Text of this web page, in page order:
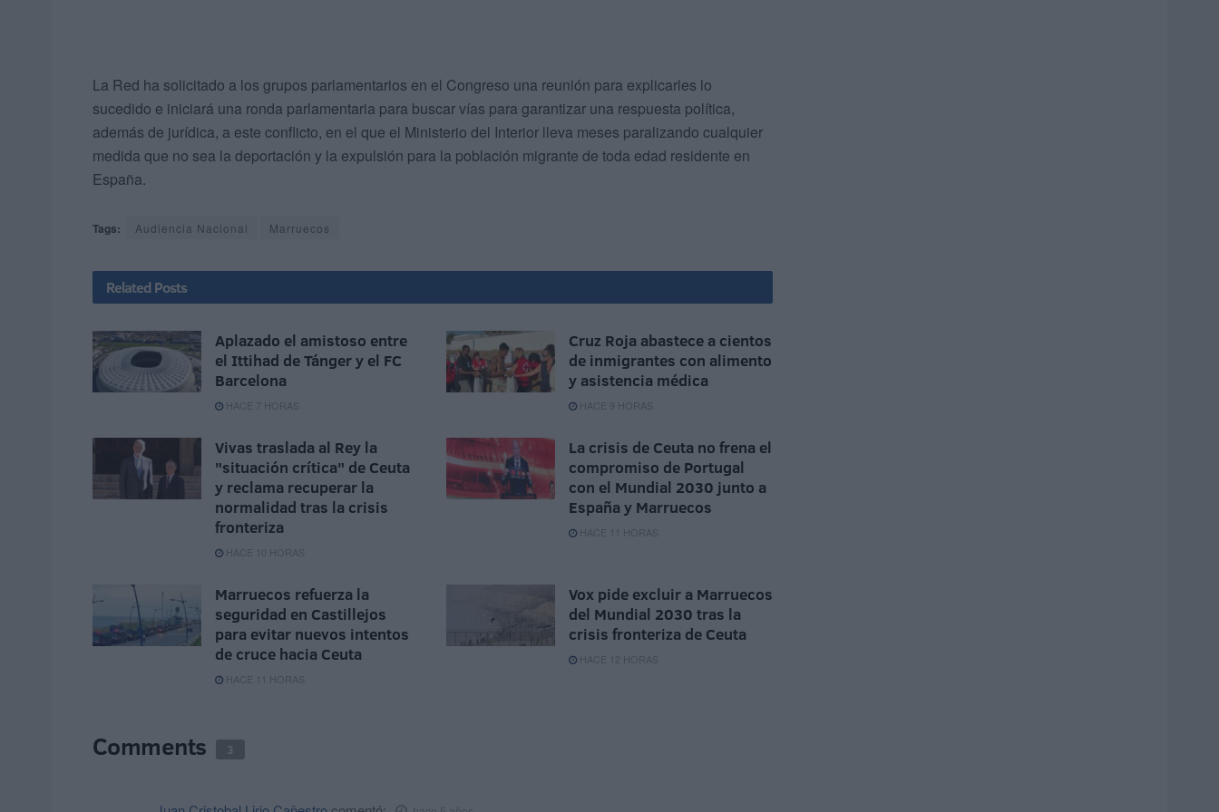
La Red ha solicitado a los grupos parlamentarios en el Congreso una reunión para explicarles lo
sucedido e iniciará una ronda parlamentaria para buscar vías para garantizar una respuesta política,
además de jurídica, a este conflicto, en el que el Ministerio del Interior lleva meses paralizando cualquier
medida que no sea la deportación y la expulsión para la población migrante de toda edad residente en
España.
Tags: Audiencia Nacional Marruecos
Related Posts
Aplazado el amistoso entre
el Ittihad de Tánger y el FC
Barcelona
HACE 7 HORAS
Cruz Roja abastece a cientos
de inmigrantes con alimento
y asistencia médica
HACE 9 HORAS
Vivas traslada al Rey la
"situación crítica" de Ceuta
y reclama recuperar la
normalidad tras la crisis
fronteriza
HACE 10 HORAS
La crisis de Ceuta no frena el
compromiso de Portugal
con el Mundial 2030 junto a
España y Marruecos
HACE 11 HORAS
Marruecos refuerza la
seguridad en Castillejos
para evitar nuevos intentos
de cruce hacia Ceuta
HACE 11 HORAS
Vox pide excluir a Marruecos
del Mundial 2030 tras la
crisis fronteriza de Ceuta
HACE 12 HORAS
Comments 3